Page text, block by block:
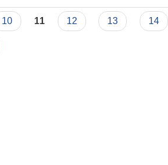
10 11 12 13 14